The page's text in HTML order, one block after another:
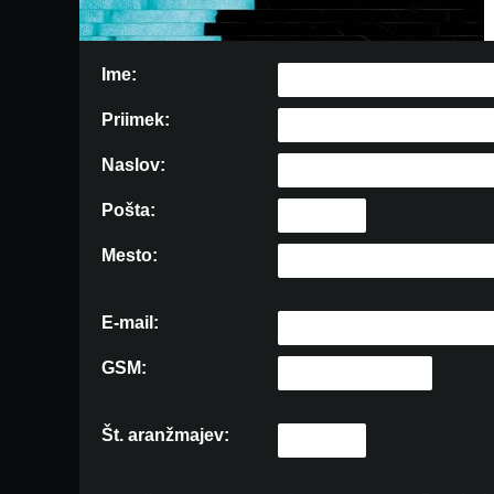
Ime:
Priimek:
Naslov:
Pošta:
Mesto:
E-mail:
GSM:
Št. aranžmajev: